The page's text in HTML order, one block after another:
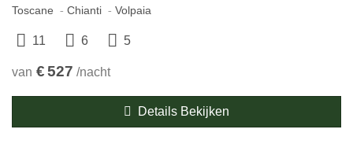
Toscane Chianti Volpaia
11 6 5
van €527 /nacht
Details Bekijken